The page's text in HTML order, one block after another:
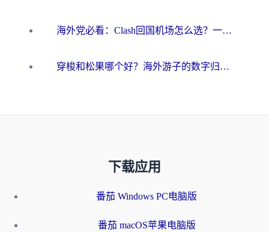
海外党必看：Clash回国机场怎么选？一篇搞定无缝访问国内资源的全攻略
穿梭和松果哪个好？海外游子的数字归乡路，到底该怎么选
下载应用
番茄 Windows PC电脑版
番茄 macOS苹果电脑版